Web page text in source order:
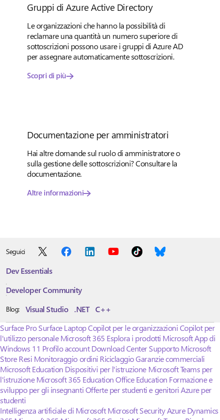
Gruppi di Azure Active Directory
Le organizzazioni che hanno la possibilità di
reclamare una quantità un numero superiore di
sottoscrizioni possono usare i gruppi di Azure AD
per assegnare automaticamente sottoscrizioni.
Scopri di più
Documentazione per amministratori
Hai altre domande sul ruolo di amministratore o
sulla gestione delle sottoscrizioni? Consultare la
documentazione.
Altre informazioni
Seguici
Dev Essentials
Developer Community
Blog: Visual Studio .NET C++
Surface Pro Surface LaptopCopilot per le organizzazioniCopilot per
l'utilizzo personale Microsoft 365 Esplora i prodotti MicrosoftApp di
Windows 11 Profilo account Download CenterSupporto Microsoft
Store Resi Monitoraggio ordini RiciclaggioGaranzie commerciali
Microsoft Education Dispositivi per l'istruzione Microsoft Teams per
l'istruzione Microsoft 365 Education Office Education Formazione e
sviluppo per gli insegnantiOfferte per studenti e genitori Azure per
studenti
Intelligenza artificiale di Microsoft Microsoft SecurityAzure Dynamics